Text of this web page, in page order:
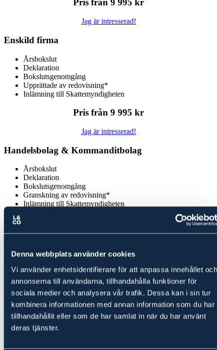
Denna webbplats använder cookies
Vi använder enhetsidentifierare för att anpassa innehållet och
annonserna till användarna, tillhandahålla funktioner för
sociala medier och analysera vår trafik. Dessa kan i sin tur
kombinera informationen med annan information som du har
tillhandahållit eller som de har samlat in när du har använt
deras tjänster.
Pris från 9 995 kr
Jag är intresserad!
Enskild firma
Årsbokslut
Deklaration
Bokslutsgenomgång
Upprättade av redovisning*
Inlämning till Skattemyndigheten
Pris från 9 995 kr
Jag är intresserad!
Handelsbolag & Kommanditbolag
Årsbokslut
Deklaration
Bokslutsgenomgång
Granskning av redovisning*
Inlämning till Skattemyndigheten
Personlig konsult
Kundportal för in- och utleverans 24/7
Tjänster inomjuridikochrådgivning
* Upprättande av löpande bokföring i samband med årsbokslut upp
till 20 verifikat alternativt granskning av gjord bokföring av annan
part än Ludvig & Co i samband med årsbokslut.